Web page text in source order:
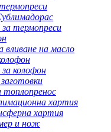
за термопреси
вливане на масло
за колофон
топлопренос
хартия
хартия
и нож